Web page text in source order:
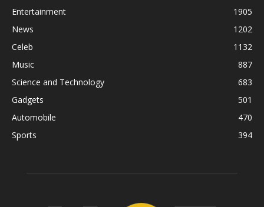
Entertainment
1905
News
1202
Celeb
1132
Music
887
Science and Technology
683
Gadgets
501
Automobile
470
Sports
394